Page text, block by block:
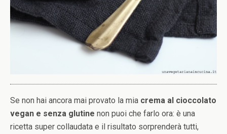
Se non hai ancora mai provato la mia crema al cioccolato
vegan e senza glutine non puoi che farlo ora: è una
ricetta super collaudata e il risultato sorprenderà tutti,